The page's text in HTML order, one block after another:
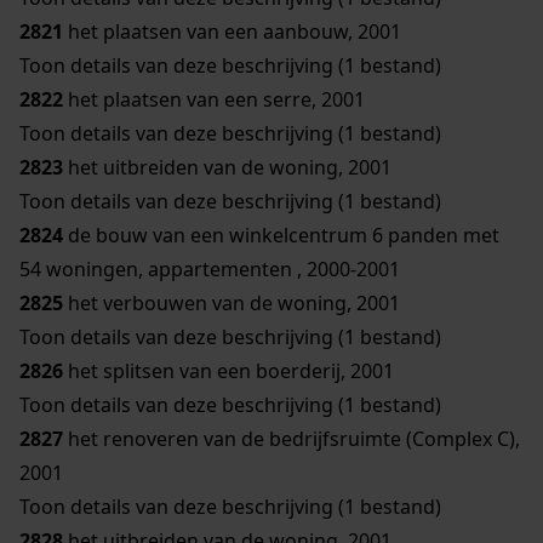
2821 het plaatsen van een aanbouw, 2001
Toon details van deze beschrijving (1 bestand)
2822 het plaatsen van een serre, 2001
Toon details van deze beschrijving (1 bestand)
2823 het uitbreiden van de woning, 2001
Toon details van deze beschrijving (1 bestand)
2824 de bouw van een winkelcentrum 6 panden met
54 woningen, appartementen , 2000-2001
2825 het verbouwen van de woning, 2001
Toon details van deze beschrijving (1 bestand)
2826 het splitsen van een boerderij, 2001
Toon details van deze beschrijving (1 bestand)
2827 het renoveren van de bedrijfsruimte (Complex C),
2001
Toon details van deze beschrijving (1 bestand)